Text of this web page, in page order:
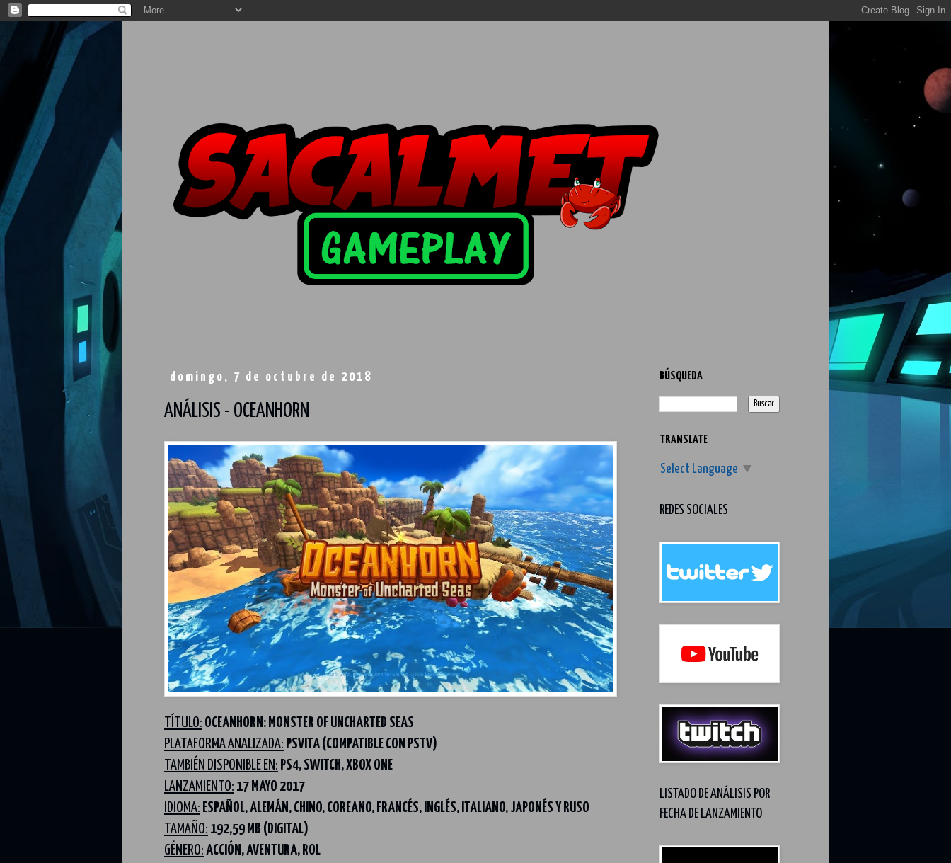
domingo, 7 de octubre de 2018
ANÁLISIS - OCEANHORN
TÍTULO: OCEANHORN: MONSTER OF UNCHARTED SEAS
PLATAFORMA ANALIZADA: PSVITA (COMPATIBLE CON PSTV)
TAMBIÉN DISPONIBLE EN: PS4, SWITCH, XBOX ONE
LANZAMIENTO: 17 MAYO 2017
IDIOMA: ESPAÑOL, ALEMÁN, CHINO, COREANO, FRANCÉS, INGLÉS, ITALIANO, JAPONÉS Y RUSO
TAMAÑO: 192,59 MB (DIGITAL)
GÉNERO: ACCIÓN, AVENTURA, ROL
BÚSQUEDA
TRANSLATE
Select Language ▼
REDES SOCIALES
LISTADO DE ANÁLISIS POR
FECHA DE LANZAMIENTO